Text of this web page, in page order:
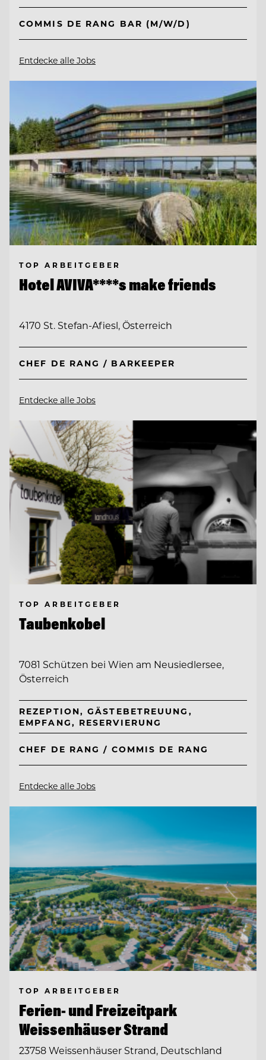
COMMIS DE RANG BAR (M/W/D)
Entdecke alle Jobs
TOP ARBEITGEBER
Hotel AVIVA****s make friends
4170 St. Stefan-Afiesl, Österreich
CHEF DE RANG / BARKEEPER
Entdecke alle Jobs
TOP ARBEITGEBER
Taubenkobel
7081 Schützen bei Wien am Neusiedlersee,
Österreich
REZEPTION, GÄSTEBETREUUNG,
EMPFANG, RESERVIERUNG
CHEF DE RANG / COMMIS DE RANG
Entdecke alle Jobs
TOP ARBEITGEBER
Ferien- und Freizeitpark
Weissenhäuser Strand
23758 Weissenhäuser Strand, Deutschland